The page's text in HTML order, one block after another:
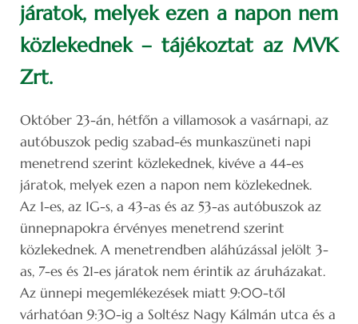
járatok, melyek ezen a napon nem
közlekednek – tájékoztat az MVK
Zrt.
Október 23-án, hétfőn a villamosok a vasárnapi, az
autóbuszok pedig szabad-és munkaszüneti napi
menetrend szerint közlekednek, kivéve a 44-es
járatok, melyek ezen a napon nem közlekednek.
Az 1-es, az 1G-s, a 43-as és az 53-as autóbuszok az
ünnepnapokra érvényes menetrend szerint
közlekednek. A menetrendben aláhúzással jelölt 3-
as, 7-es és 21-es járatok nem érintik az áruházakat.
Az ünnepi megemlékezések miatt 9:00-től
várhatóan 9:30-ig a Soltész Nagy Kálmán utca és a